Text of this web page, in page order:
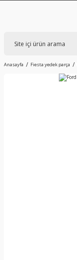
Anasayfa Fiesta yedek parça